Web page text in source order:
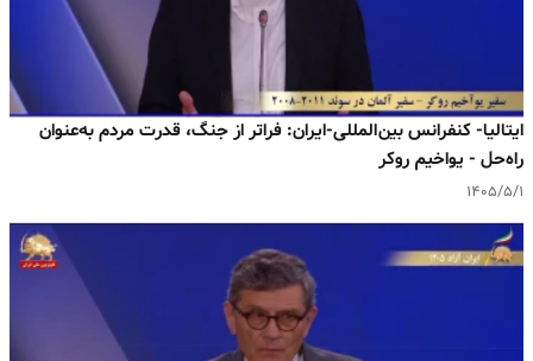
ایتالیا- کنفرانس بین‌المللی-ایران: فراتر از جنگ، قدرت مردم به‌عنوان
راه‌حل - یواخیم روکر
۱۴۰۵/۵/۱